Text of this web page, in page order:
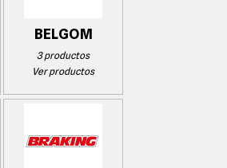
BELGOM
3 productos
Ver productos